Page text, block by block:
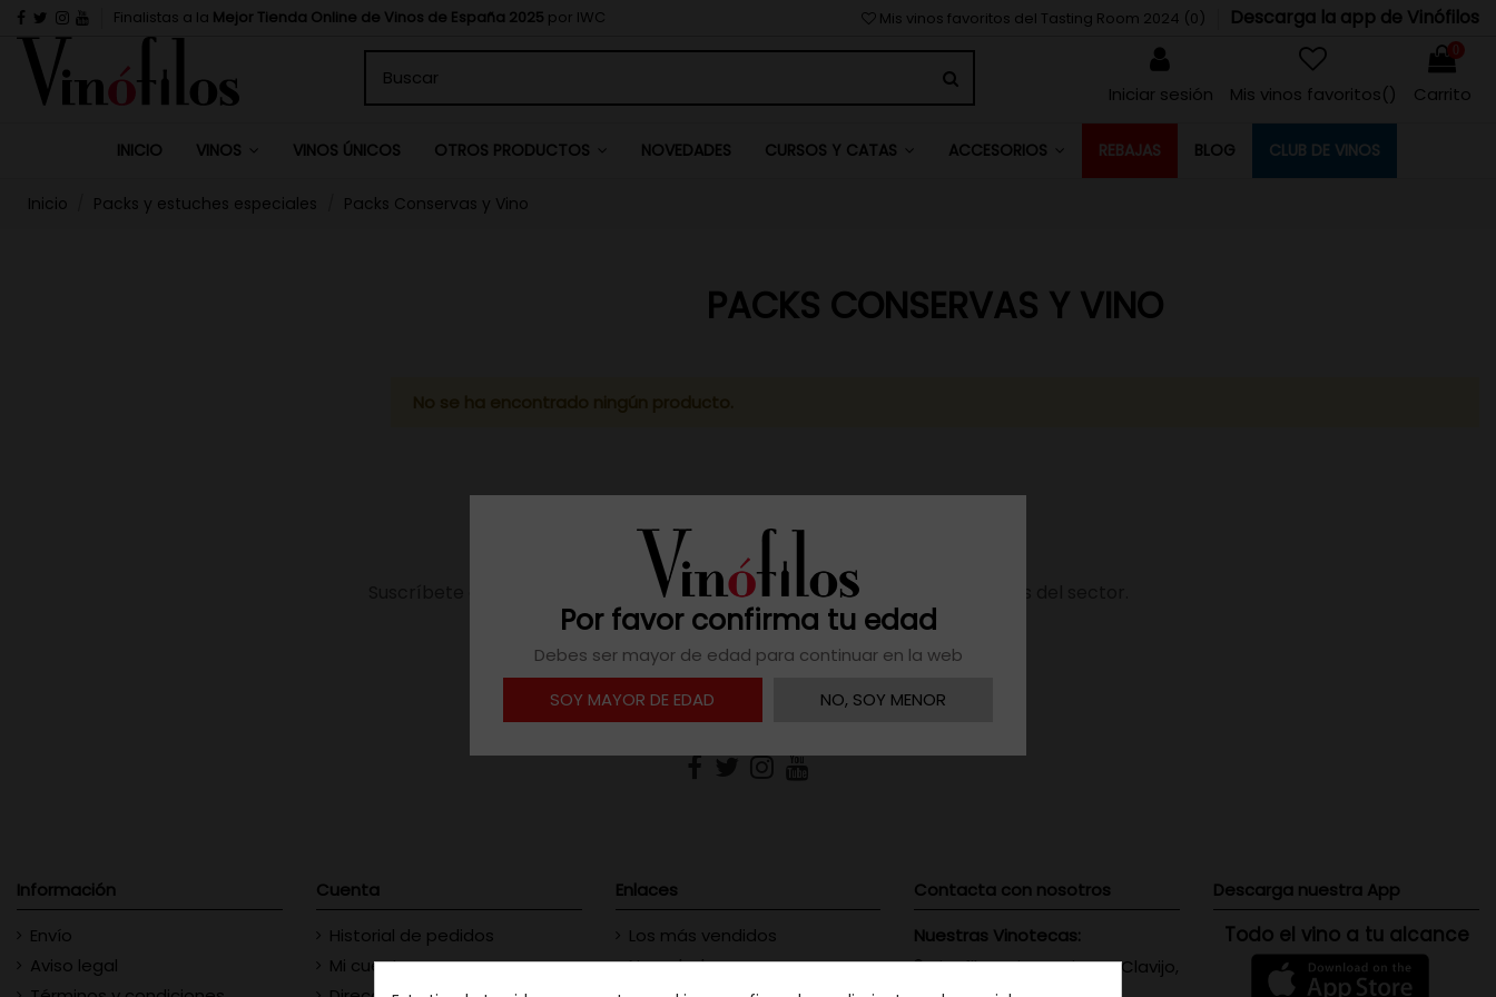
Por favor confirma tu edad
Debes ser mayor de edad para continuar en la web
SOY MAYOR DE EDAD
NO, SOY MENOR
Finalistas a la Mejor Tienda Online de Vinos de España 2025 por IWC Mis vinos favoritos del Tasting Room 2024 (0) Descarga la app de Vinófilos
Iniciar sesión Mis vinos favoritos() Carrito
INICIO VINOS VINOS ÚNICOS OTROS PRODUCTOS NOVEDADES CURSOS Y CATAS ACCESORIOS REBAJAS BLOG CLUB DE VINOS
Inicio Packs y estuches especiales Packs Conservas y Vino
PACKS CONSERVAS Y VINO
No te Pierdas Nada
Suscríbete a nuestro newsletter y te informaremos de todas las novedades del sector.
Información
Envío
Aviso legal
Cuenta
Historial de pedidos
Mi cuenta
Enlaces
Los más vendidos
Novedades
Contacta con nosotros
Nuestras Vinotecas:
Vinofilos Triana: Viera y Clavijo,
23 - Gran Canaria
Descarga nuestra App
Todo el vino a tu alcance